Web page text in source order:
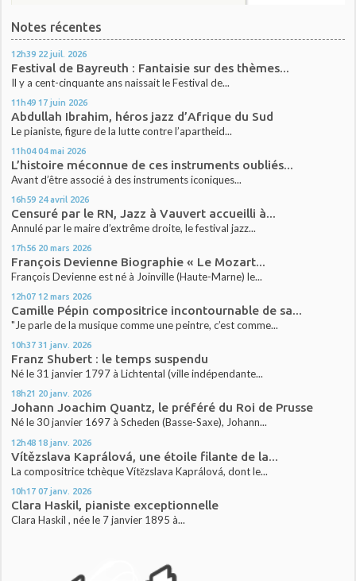
Notes récentes
12h39 22 juil. 2026
Festival de Bayreuth : Fantaisie sur des thèmes...
Il y a cent-cinquante ans naissait le Festival de...
11h49 17 juin 2026
Abdullah Ibrahim, héros jazz d’Afrique du Sud
Le pianiste, figure de la lutte contre l’apartheid...
11h04 04 mai 2026
L’histoire méconnue de ces instruments oubliés...
Avant d’être associé à des instruments iconiques...
16h59 24 avril 2026
Censuré par le RN, Jazz à Vauvert accueilli à...
Annulé par le maire d’extrême droite, le festival jazz...
17h56 20 mars 2026
François Devienne Biographie « Le Mozart...
François Devienne est né à Joinville (Haute-Marne) le...
12h07 12 mars 2026
Camille Pépin compositrice incontournable de sa...
"Je parle de la musique comme une peintre, c’est comme...
10h37 31 janv. 2026
Franz Shubert : le temps suspendu
Né le 31 janvier 1797 à Lichtental (ville indépendante...
18h21 20 janv. 2026
Johann Joachim Quantz, le préféré du Roi de Prusse
Né le 30 janvier 1697 à Scheden (Basse-Saxe), Johann...
12h48 18 janv. 2026
Vítězslava Kaprálová, une étoile filante de la...
La compositrice tchèque Vítězslava Kaprálová, dont le...
10h17 07 janv. 2026
Clara Haskil, pianiste exceptionnelle
Clara Haskil , née le 7 janvier 1895 à...